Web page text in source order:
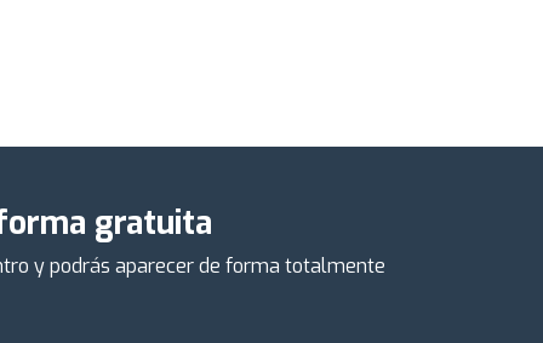
gratuita
y podrás aparecer de forma totalmente